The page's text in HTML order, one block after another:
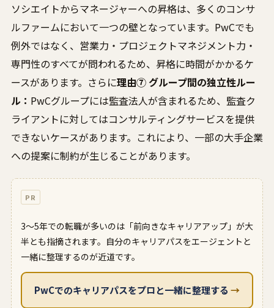
ソシエイトからマネージャーへの昇格は、多くのコンサ
ルファームにおいて一つの壁となっています。PwCでも
例外ではなく、営業力・プロジェクトマネジメント力・
専門性のすべてが問われるため、昇格に時間がかかるケ
ースがあります。さらに理由⑦ グループ間の独立性ルー
ル： PwCグループには監査法人が含まれるため、監査ク
ライアントに対してはコンサルティングサービスを提供
できないケースがあります。これにより、一部の大手企業
への提案に制約が生じることがあります。
PR
3〜5年での転職が多いのは「前向きなキャリアアップ」が大
半とも指摘されます。自分のキャリアパスをエージェントと
一緒に整理するのが近道です。
PwCでのキャリアパスをプロと一緒に整理する →